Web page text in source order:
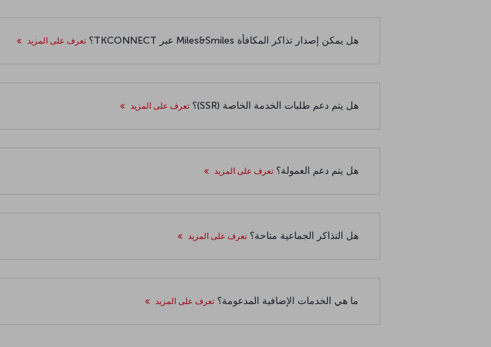
هل يمكن إصدار تذاكر المكافأة Miles&Smiles عبر TKCONNECT؟ تعرف على المزيد
هل يتم دعم طلبات الخدمة الخاصة (SSR)؟ تعرف على المزيد
هل يتم دعم العمولة؟ تعرف على المزيد
هل التذاكر الجماعية متاحة؟ تعرف على المزيد
ما هي الخدمات الإضافية المدعومة؟ تعرف على المزيد